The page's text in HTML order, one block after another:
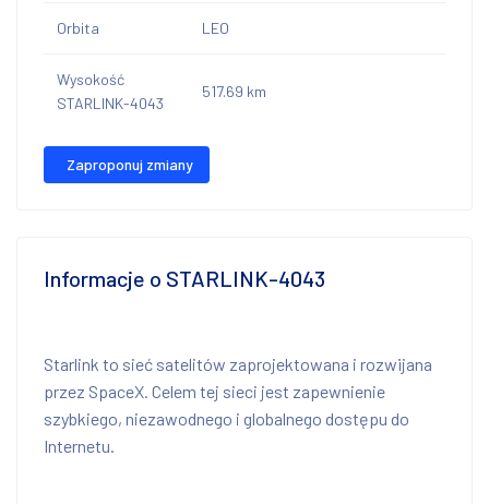
Orbita LEO
Wysokość
STARLINK-4043
517.69 km
Zaproponuj zmiany
Informacje o STARLINK-4043
Starlink to sieć satelitów zaprojektowana i rozwijana
przez SpaceX. Celem tej sieci jest zapewnienie
szybkiego, niezawodnego i globalnego dostępu do
Internetu.